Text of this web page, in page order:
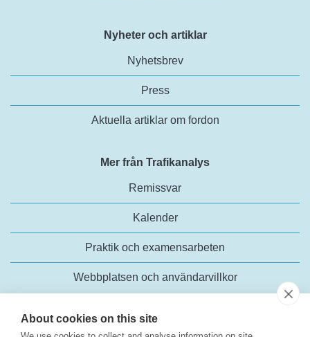
About cookies on this site
Nyheter och artiklar
Nyhetsbrev
Press
Aktuella artiklar om fordon
Mer från Trafikanalys
Remissvar
Kalender
Praktik och examensarbeten
Webbplatsen och användarvillkor